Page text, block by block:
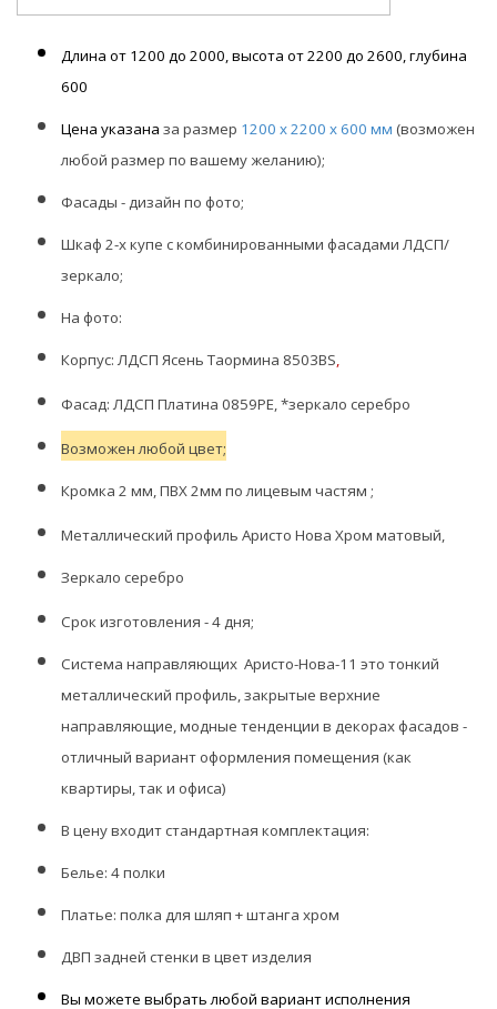
Длина от 1200 до 2000, высота от 2200 до 2600, глубина
600
Цена указана за размер 1200 х 2200 х 600 мм (возможен
любой размер по вашему желанию);
Фасады - дизайн по фото;
Шкаф 2-х купе с комбинированными фасадами ЛДСП/
зеркало;
На фото:
Корпус: ЛДСП Ясень Таормина 8503BS,
Фасад: ЛДСП Платина 0859PE, *зеркало серебро
Возможенлюбой цвет;
Кромка 2 мм,ПВХ 2мм по лицевым частям ;
Металлический профиль Аристо Нова Хром матовый,
Зеркало серебро
Срок изготовления - 4 дня;
Система направляющих Аристо-Нова-11 это тонкий
металлический профиль, закрытые верхние
направляющие, модные тенденции в декорах фасадов -
отличный вариант оформления помещения (как
квартиры, так и офиса)
В цену входит стандартная комплектация:
Белье: 4 полки
Платье: полка для шляп + штанга хром
ДВП задней стенки в цвет изделия
Вы можете выбрать любой вариант исполнения